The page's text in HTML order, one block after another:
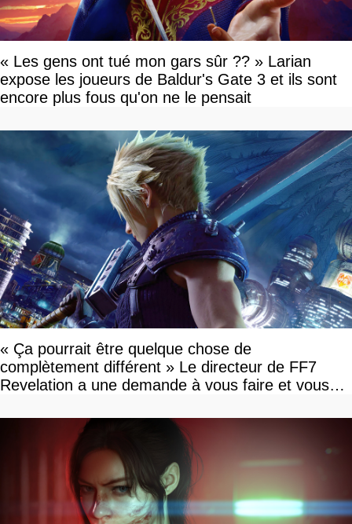
« Les gens ont tué mon gars sûr ?? » Larian
expose les joueurs de Baldur's Gate 3 et ils sont
encore plus fous qu'on ne le pensait
« Ça pourrait être quelque chose de
complètement différent » Le directeur de FF7
Revelation a une demande à vous faire et vous